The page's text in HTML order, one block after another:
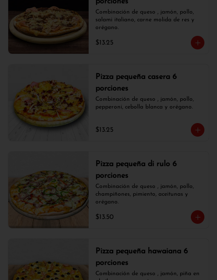
Combinación de queso , jamón, pollo,
salami italiano, carne molida de res y
orégano.
$13.25
Pizza pequeña casera 6
porciones
Combinación de queso , jamón, pollo,
pepperoni, cebolla blanca y orégano.
$13.25
Pizza pequeña di rulo 6
porciones
Combinación de queso , jamón, pollo,
champiñones, pimiento, aceitunas y
orégano.
$13.50
Pizza pequeña hawaiana 6
porciones
Combinación de queso , jamón, piña en